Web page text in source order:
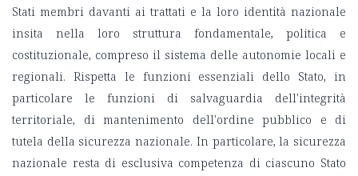
Stati membri davanti ai trattati e la loro identità nazionale
insita nella loro struttura fondamentale, politica e
costituzionale, compreso il sistema delle autonomie locali e
regionali. Rispetta le funzioni essenziali dello Stato, in
particolare le funzioni di salvaguardia
dell'integrità
territoriale, di mantenimento dell'ordine pubblico e di
tutela della sicurezza nazionale. In particolare, la sicurezza
nazionale resta di esclusiva competenza di ciascuno Stato